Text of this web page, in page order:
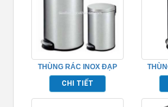
THÙNG RÁC INOX ĐẠP
CHÂN TP692108
CHI TIẾT